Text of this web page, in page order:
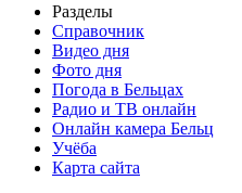
Разделы
Справочник
Видео дня
Фото дня
Погода в Бельцах
Радио и ТВ онлайн
Онлайн камера Бельц
Учёба
Карта сайта